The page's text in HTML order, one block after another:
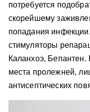
потребуется
скорейшему
попадания
стимуляторы
Каланхоэ,
места пролежней,
антисептических